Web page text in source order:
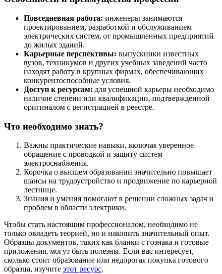
Повседневная работа: инженеры занимаются
проектированием, разработкой и обслуживанием
электрических систем, от промышленных предприятий
до жилых зданий.
Карьерные перспективы: выпускники известных
вузов, техникумов и других учебных заведений часто
находят работу в крупных фирмах, обеспечивающих
конкурентоспособные условия.
Доступ к ресурсам: для успешной карьеры необходимо
наличие степени или квалификации, подтвержденной
оригиналом с регистрацией в реестре.
Что необходимо знать?
Важны практические навыки, включая уверенное
обращение с проводкой и защиту систем
электроснабжения.
Корочка о высшем образовании значительно повышает
шансы на трудоустройство и продвижение по карьерной
лестнице.
Знания и умения помогают в решении сложных задач и
проблем в области электрики.
Чтобы стать настоящим профессионалом, необходимо не
только овладеть теорией, но и накопить значительный опыт.
Образцы документов, таких как бланки с гознака и готовые
приложения, могут быть полезны. Если вас интересует,
сколько стоит образование или недорогая покупка готового
образца, изучите этот ресурс.